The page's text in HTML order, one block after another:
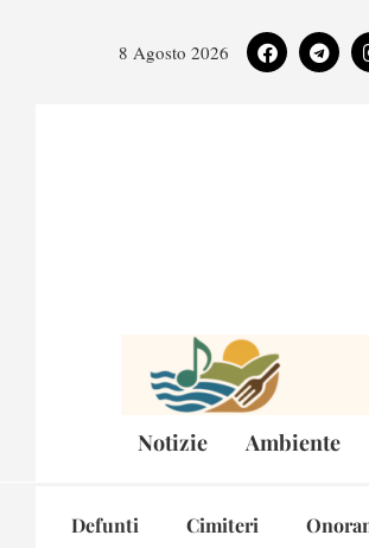
8 Agosto 2026
Notizie Ambiente
Defunti Cimiteri